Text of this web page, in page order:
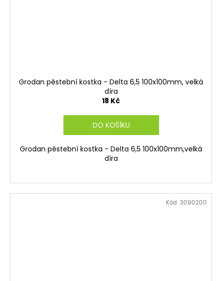
Grodan pěstební kostka - Delta 6,5 100x100mm, velká
díra
18 Kč
DO KOŠÍKU
Grodan pěstební kostka - Delta 6,5 100x100mm,velká
díra
Kód: 30902011